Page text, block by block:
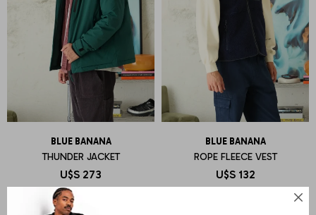

BLUE BANANA
THUNDER JACKET
U$S 273
BLUE BANANA
ROPE FLEECE VEST
U$S 132